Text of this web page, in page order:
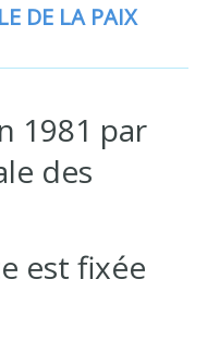
DE LA PAIX
1981 par
des
est fixée